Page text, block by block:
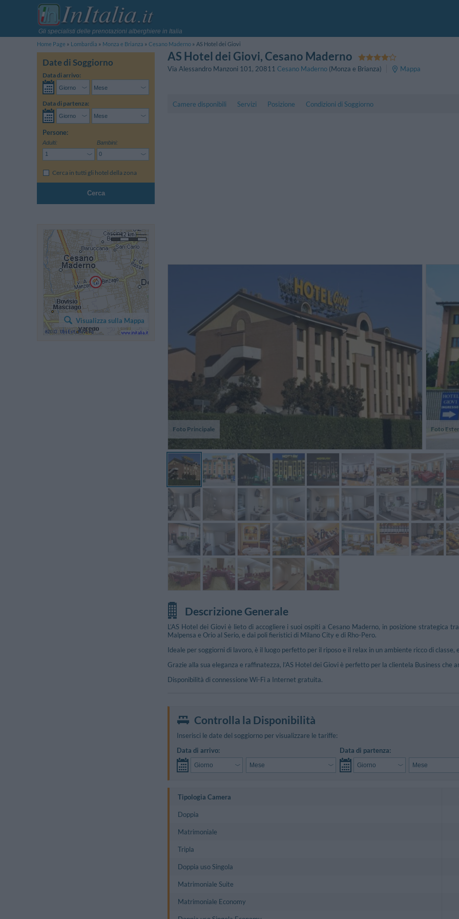
Gli specialisti delle prenotazioni alberghiere in Italia
Home Page
Lombardia Monza e Brianza Cesano Maderno AS Hotel dei Giovi
Date di Soggiorno
Data di arrivo:
Data di partenza:
Persone:
Adulti: Bambini:
Cerca in tutti gli hotel della zona
Cerca
AS Hotel dei Giovi, Cesano Maderno
Via Alessandro Manzoni 101, 20811 Cesano Maderno (Monza e Brianza) Mappa
Camere disponibili Servizi Posizione Condizioni di Soggiorno
Foto Principale Foto
bisogna usare 2 ascensori per
raggiungere le camere ...
Assistenza del personale
sufficiente perché una persona
non è stata molto gentile.
Rimproverata da mia mamma, ha
cambiato atteggiamento! ...
Marisa, Italia
Descrizione Generale
L’AS Hotel dei Giovi è lieto di accogliere i suoi ospiti a Cesano Maderno, in posizione strategica
Malpensa e Orio al Serio, e dai poli fieristici di Milano City e di Rho-Pero.
Ideale per soggiorni di lavoro, è il luogo perfetto per il riposo e il relax in un ambiente ricco di classe,
Grazie alla sua eleganza e raffinatezza, l’AS Hotel dei Giovi è perfetto per la clientela Business che
Disponibilità di connessione Wi-Fi a Internet gratuita.
Controlla la Disponibilità
Inserisci le date del soggiorno per visualizzare le tariffe:
Data di arrivo:
Data di partenza:
Tipologia Camera
Doppia
Matrimoniale
Tripla
Doppia uso Singola
Matrimoniale Suite
Matrimoniale Economy
Visualizza sulla Mappa